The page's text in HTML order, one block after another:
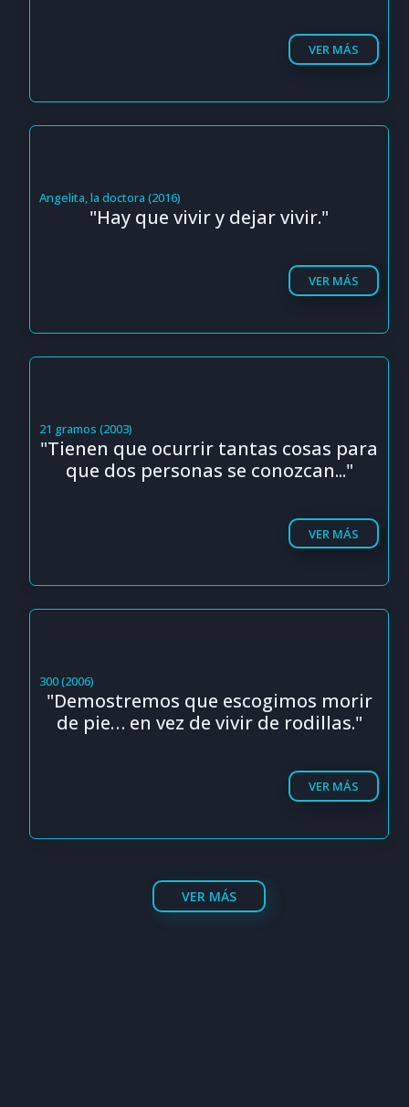
VER MÁS
Angelita, la doctora (2016)
"Hay que vivir y dejar vivir."
VER MÁS
21 gramos (2003)
"Tienen que ocurrir tantas cosas para
que dos personas se conozcan..."
VER MÁS
300 (2006)
"Demostremos que escogimos morir
de pie… en vez de vivir de rodillas."
VER MÁS
VER MÁS